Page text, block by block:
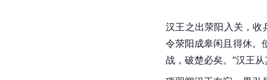
汉王之出荥阳入关，收
令荥阳成皋闲且得休。
战，破楚必矣。”汉王